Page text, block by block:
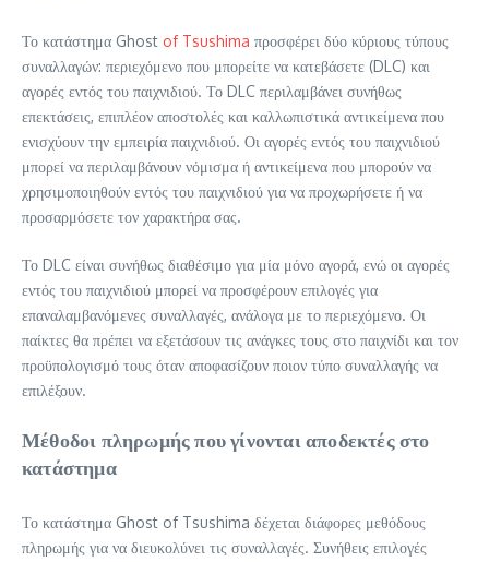
Το κατάστημα Ghost of Tsushima προσφέρει δύο κύριους τύπους
συναλλαγών: περιεχόμενο που μπορείτε να κατεβάσετε (DLC) και
αγορές εντός του παιχνιδιού. Το DLC περιλαμβάνει συνήθως
επεκτάσεις, επιπλέον αποστολές και καλλωπιστικά αντικείμενα που
ενισχύουν την εμπειρία παιχνιδιού. Οι αγορές εντός του παιχνιδιού
μπορεί να περιλαμβάνουν νόμισμα ή αντικείμενα που μπορούν να
χρησιμοποιηθούν εντός του παιχνιδιού για να προχωρήσετε ή να
προσαρμόσετε τον χαρακτήρα σας.
Το DLC είναι συνήθως διαθέσιμο για μία μόνο αγορά, ενώ οι αγορές
εντός του παιχνιδιού μπορεί να προσφέρουν επιλογές για
επαναλαμβανόμενες συναλλαγές, ανάλογα με το περιεχόμενο. Οι
παίκτες θα πρέπει να εξετάσουν τις ανάγκες τους στο παιχνίδι και τον
προϋπολογισμό τους όταν αποφασίζουν ποιον τύπο συναλλαγής να
επιλέξουν.
Μέθοδοι πληρωμής που γίνονται αποδεκτές στο
κατάστημα
Το κατάστημα Ghost of Tsushima δέχεται διάφορες μεθόδους
πληρωμής για να διευκολύνει τις συναλλαγές. Συνήθεις επιλογές